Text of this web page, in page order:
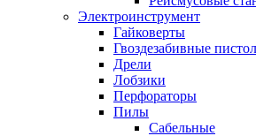
Электроинструмент
Гайковерты
Гвоздезабивные
Дрели
Лобзики
Перфораторы
Пилы
Сабельные